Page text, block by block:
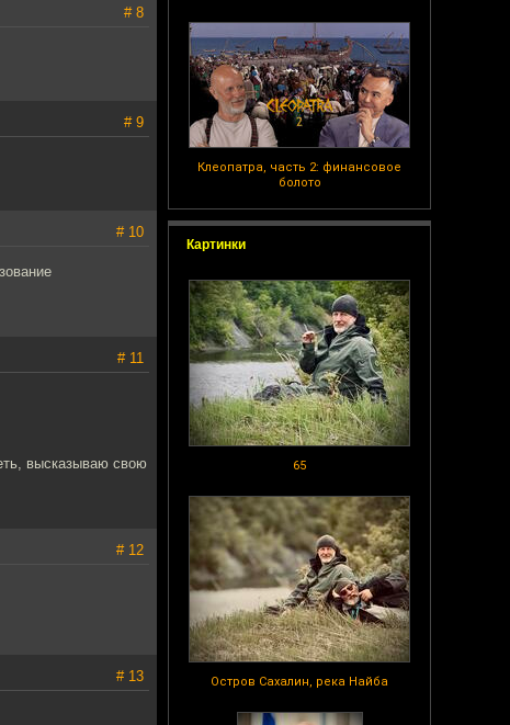
Клеопатра, часть 2: финансовое
болото
Картинки
65
Остров Сахалин, река Найба
# 8
# 9
# 10
# 11
высказываю свою
# 12
# 13